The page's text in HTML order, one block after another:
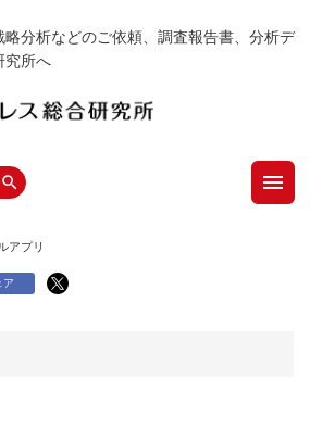
分析などのご依頼、調査報告書、分析デ
究所へ
search menu
アプリ
ア